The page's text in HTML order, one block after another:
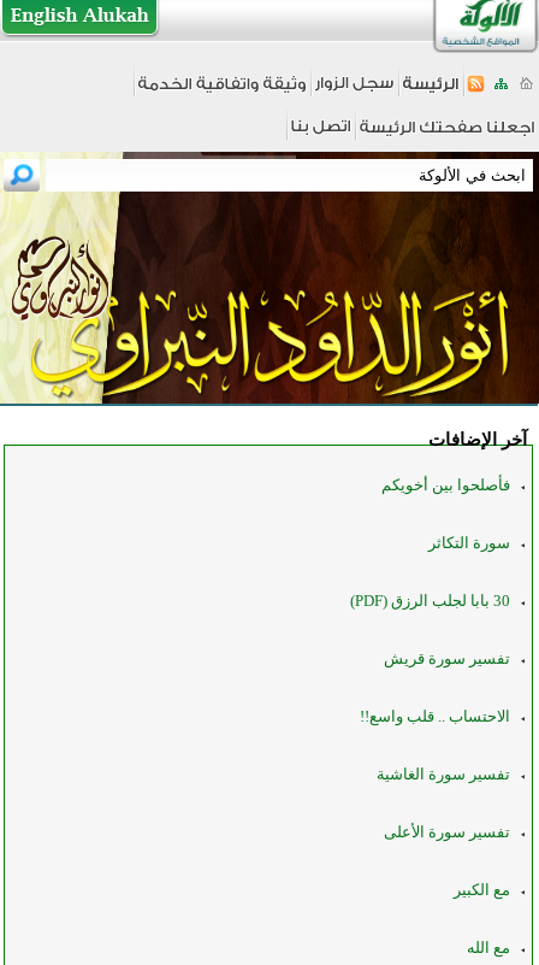
آخر الإضافات
فأصلحوا بين أخويكم
سورة التكاثر
30 بابا لجلب الرزق (PDF)
تفسير سورة قريش
الاحتساب .. قلب واسع!!
تفسير سورة الغاشية
تفسير سورة الأعلى
مع الكبير
مع الله